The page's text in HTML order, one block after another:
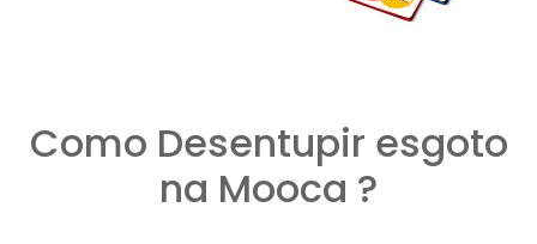
Como Desentupir esgoto
na Mooca ?